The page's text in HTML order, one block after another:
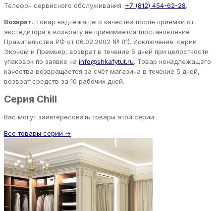
Телефон сервисного обслуживания: +7 (812) 454-62-28.
Возврат. Товар надлежащего качества после приёмки от
экспедитора к возврату не принимается (постановление
Правительства РФ от 06.02.2002 № 81). Исключение: серии
Эконом и Премьер, возврат в течение 5 дней при целостности
упаковок по заявке на info@shkafytut.ru. Товар ненадлежащего
качества возвращается за счёт магазина в течение 5 дней,
возврат средств за 10 рабочих дней.
Серия Chill
Вас могут заинтересовать товары этой серии
Все товары серии →